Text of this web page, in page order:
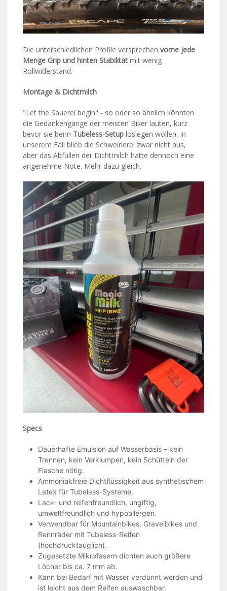
Die unterschiedlichen Profile versprechen vorne jede
Menge Grip und hinten Stabilität mit wenig
Rollwiderstand.
Montage & Dichtmilch
"Let the Sauerei begin" - so oder so ähnlich könnten
die Gedankengänge der meisten Biker lauten, kurz
bevor sie beim Tubeless-Setup loslegen wollen. In
unserem Fall blieb die Schweinerei zwar nicht aus,
aber das Abfüllen der Dichtmilch hatte dennoch eine
angenehme Note. Mehr dazu gleich.
Specs
Dauerhafte Emulsion auf Wasserbasis – kein
Trennen, kein Verklumpen, kein Schütteln der
Flasche nötig.
Ammoniakfreie Dichtflüssigkeit aus synthetischem
Latex für Tubeless-Systeme.
Lack- und reifenfreundlich, ungiftig,
umweltfreundlich und hypoallergen.
Verwendbar für Mountainbikes, Gravelbikes und
Rennräder mit Tubeless-Reifen
(hochdrucktauglich).
Zugesetzte Mikrofasern dichten auch größere
Löcher bis ca. 7 mm ab.
Kann bei Bedarf mit Wasser verdünnt werden und
ist leicht aus dem Reifen auswaschbar.